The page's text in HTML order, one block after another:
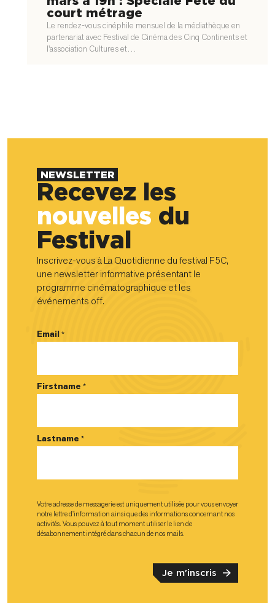
court métrage
Le rendez-vous cinéphile mensuel de la médiathèque en
partenariat avec Festival de Cinéma des Cinq Continents et
l'association Cultures et…
NEWSLETTER
Recevez les
nouvelles du
Festival
Inscrivez-vous à La Quotidienne du festival F5C,
une newsletter informative présentant le
programme cinématographique et les
événements off.
Email*
Firstname *
Lastname *
Votre adresse de messagerie est uniquement utilisée pour vous envoyer
notre lettre d'information ainsi que des informations concernant nos
activités. Vous pouvez à tout moment utiliser le lien de
désabonnement intégré dans chacun de nos mails.